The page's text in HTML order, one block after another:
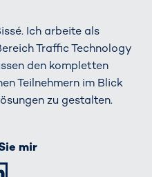
Ich arbeite als
Traffic Technology
den kompletten
Teilnehmern im Blick
zu gestalten.
mir